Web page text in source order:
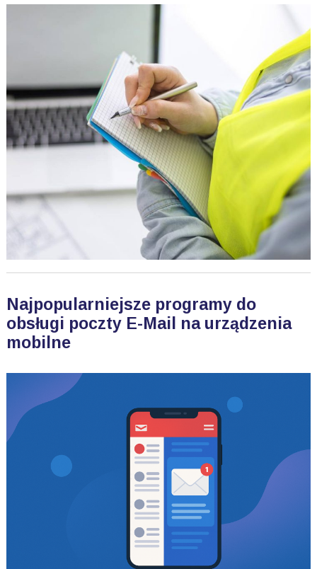
Najpopularniejsze programy do
obsługi poczty E-Mail na urządzenia
mobilne